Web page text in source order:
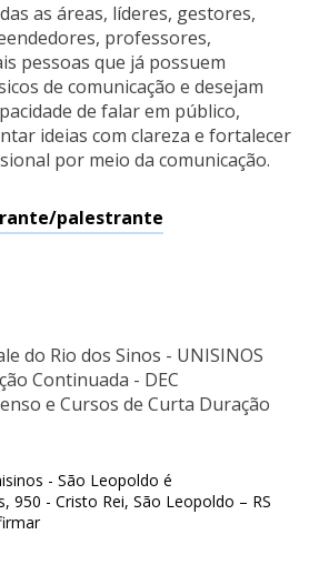
as áreas, líderes, gestores,
professores,
pessoas que já possuem
de comunicação e desejam
de falar em público,
ideias com clareza e fortalecer
por meio da comunicação.
palestrante
do Rio dos Sinos - UNISINOS
Continuada - DEC
e Cursos de Curta Duração
- São Leopoldo é
950 - Cristo Rei, São Leopoldo – RS